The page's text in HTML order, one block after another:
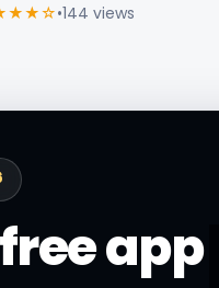
•144 views
app